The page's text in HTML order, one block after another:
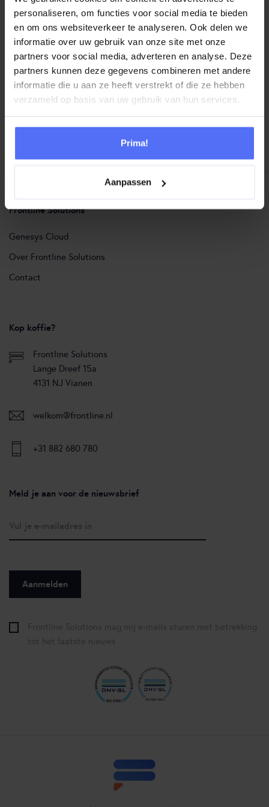
personaliseren, om functies voor social media te bieden
en om ons websiteverkeer te analyseren. Ook delen we
informatie over uw gebruik van onze site met onze
partners voor social media, adverteren en analyse. Deze
partners kunnen deze gegevens combineren met andere
informatie die u aan ze heeft verstrekt of die ze hebben
verzameld op basis van uw gebruik van hun services.
Prima!
Aanpassen
DEEL DIT EVENT
Frontline Solutions
Genesys Cloud
Over Frontline Solutions
Contact
Kop koffie?
Frontline Solutions
Lange Dreef 15a
4131 NJ Vianen
welkom@frontline.nl
+31 882 680 780
Meld je aan voor de nieuwsbrief